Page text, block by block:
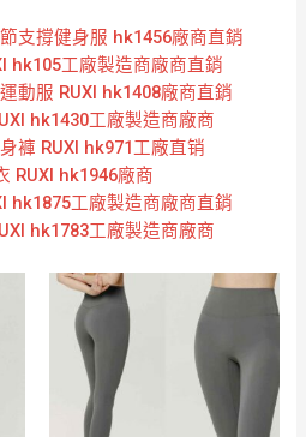
支撐健身服 hk1456廠商直銷
hk105工廠製造商廠商直銷
動服 RUXI hk1408廠商直銷
hk1430工廠製造商廠商
褲 RUXI hk971工廠直销
RUXI hk1946廠商
hk1875工廠製造商廠商直銷
hk1783工廠製造商廠商